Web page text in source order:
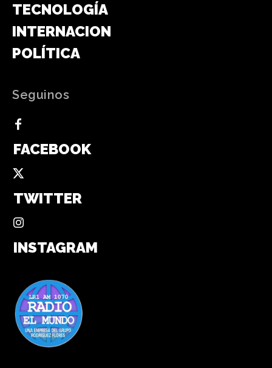
TECNOLOGÍA
INTERNACIONAL
POLÍTICA
Seguinos
FACEBOOK
TWITTER
INSTAGRAM